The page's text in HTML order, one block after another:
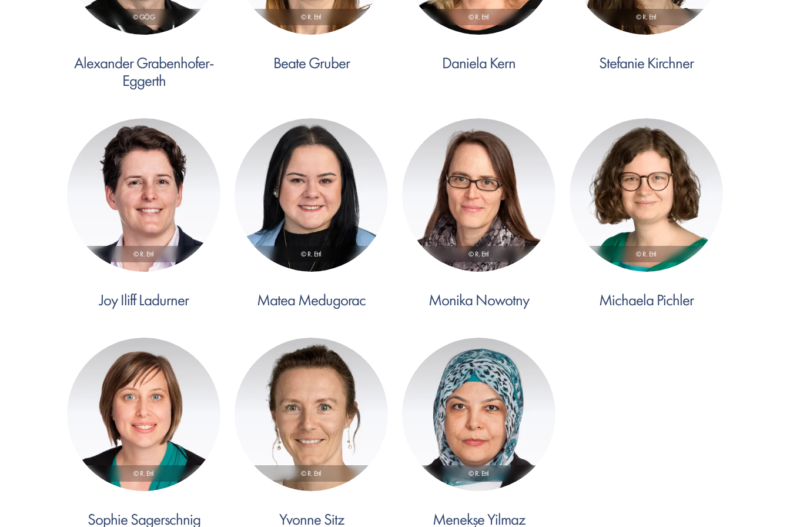
© GÖG
Alexander Grabenhofer-
Eggerth
© R. Ettl
Beate Gruber
© R. Ettl
Daniela Kern
© R. Ettl
Stefanie Kirchner
© R. Ettl
Joy Iliff Ladurner
© R. Ettl
Matea Medugorac
© R. Ettl
Monika Nowotny
© R. Ettl
Michaela Pichler
© R. Ettl
Sophie Sagerschnig
© R. Ettl
Yvonne Sitz
© R. Ettl
Menekșe Yilmaz